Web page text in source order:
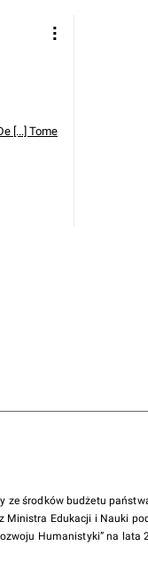
[...] Tome
ze środków budżetu
Ministra Edukacji i Nauki
Humanistyki” na lata